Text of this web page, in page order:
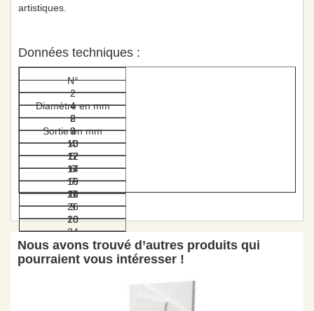
artistiques.
Données techniques :
N°
Diamètre en mm
Sortie en mm
2
2
13
4
3
17
6
4
17
8
5
19
10
6
21
12
7
26
14
8
28
16
9
34
18
10
35
Nous avons trouvé d’autres produits qui
pourraient vous intéresser !